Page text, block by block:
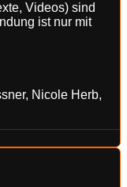
Videos) sind
ist nur mit
Nicole Herb,